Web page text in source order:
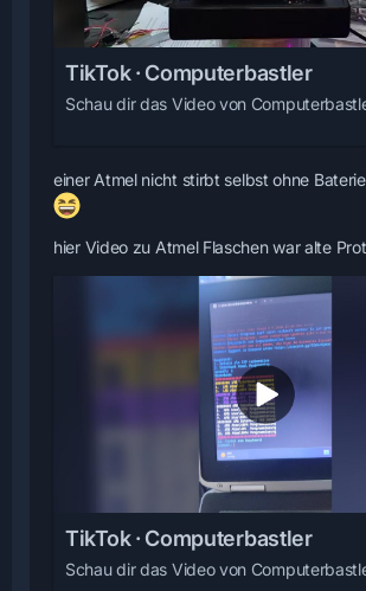
TikTok · Computerbastler
Schau dir das Video von
einer Atmel nicht stirbt selbst ohne
hier Video zu Atmel Flaschen war alte
TikTok · Computerbastler
Schau dir das Video von